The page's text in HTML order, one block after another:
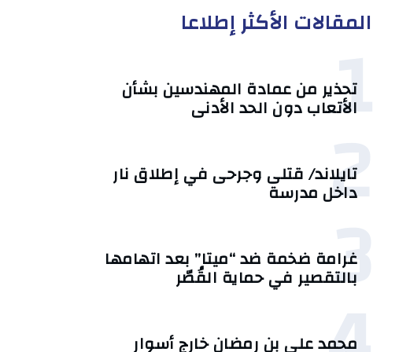
المقالات الأكثر إطلاعا
1
تحذير من عمادة المهندسين بشأن
الأتعاب دون الحد الأدنى
2
تايلاند/ قتلى وجرحى في إطلاق نار
داخل مدرسة
3
غرامة ضخمة ضد “ميتا” بعد اتهامها
بالتقصير في حماية القُصّر
محمد علي بن رمضان خارج أسوار